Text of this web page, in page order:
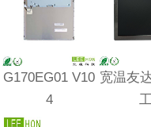
G170EG01 V10
4
宽温友